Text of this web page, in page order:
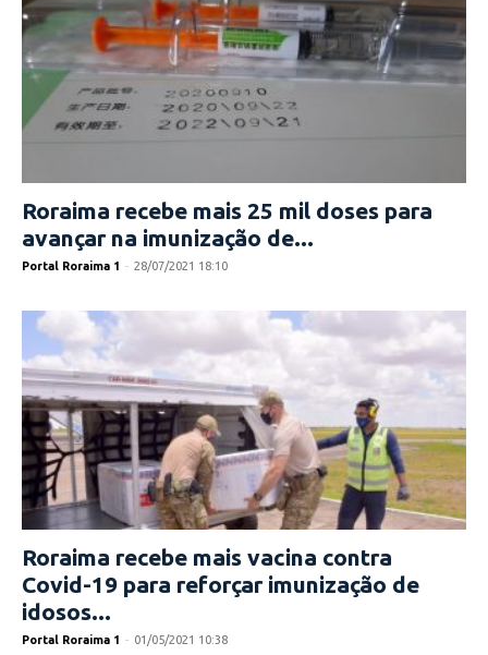
Roraima recebe mais 25 mil doses para
avançar na imunização de...
Portal Roraima 1 - 28/07/2021 18:10
Roraima recebe mais vacina contra
Covid-19 para reforçar imunização de
idosos...
Portal Roraima 1 - 01/05/2021 10:38